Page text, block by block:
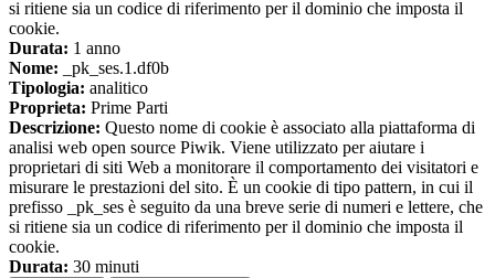
si ritiene sia un codice di riferimento per il dominio che imposta il
cookie.
Durata: 1 anno
Nome: _pk_ses.1.df0b
Tipologia: analitico
Proprieta: Prime Parti
Descrizione: Questo nome di cookie è associato alla piattaforma di
analisi web open source Piwik. Viene utilizzato per aiutare i
proprietari di siti Web a monitorare il comportamento dei visitatori e
misurare le prestazioni del sito. È un cookie di tipo pattern, in cui il
prefisso _pk_ses è seguito da una breve serie di numeri e lettere, che
si ritiene sia un codice di riferimento per il dominio che imposta il
cookie.
Durata: 30 minuti